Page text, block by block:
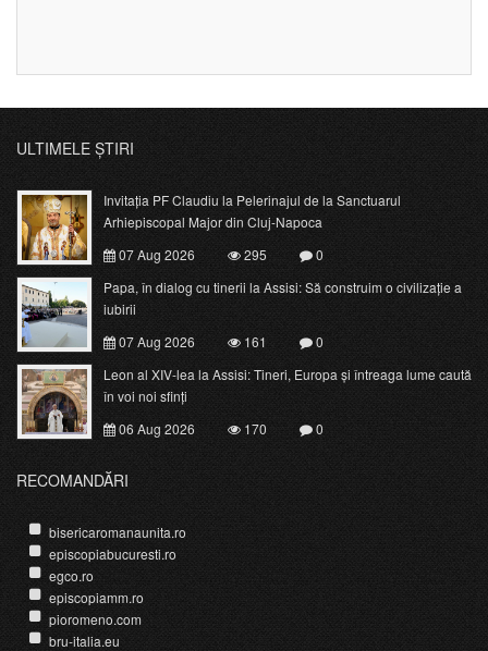
ULTIMELE ȘTIRI
Invitația PF Claudiu la Pelerinajul de la Sanctuarul
Arhiepiscopal Major din Cluj-Napoca
07 Aug 2026
295
0
Papa, în dialog cu tinerii la Assisi: Să construim o civilizație a
iubirii
07 Aug 2026
161
0
Leon al XIV-lea la Assisi: Tineri, Europa și întreaga lume caută
în voi noi sfinți
06 Aug 2026
170 0
RECOMANDĂRI
bisericaromanaunita.ro
episcopiabucuresti.ro
egco.ro
episcopiamm.ro
pioromeno.com
bru-italia.eu